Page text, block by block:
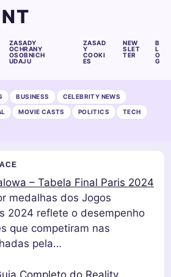
ZASADY
OCHRANY
OSOBNICH
UDAJU
ZASAD
Y
COOKI
ES
NEW
SLET
TER
B
L
O
G
BUSINESS CELEBRITY NEWS
MOVIE CASTS POLITICS TECH
– Tabela Final Paris 2024
medalhas dos Jogos
2024 reflete o desempenho
que competiram nas
pela…
Completo do Reality